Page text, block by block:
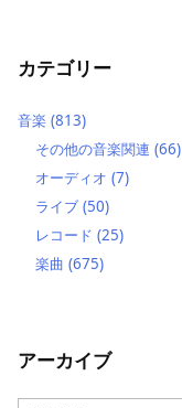
カテゴリー
音楽 (813)
その他の音楽関連 (66)
オーディオ (7)
ライブ (50)
レコード (25)
楽曲 (675)
アーカイブ